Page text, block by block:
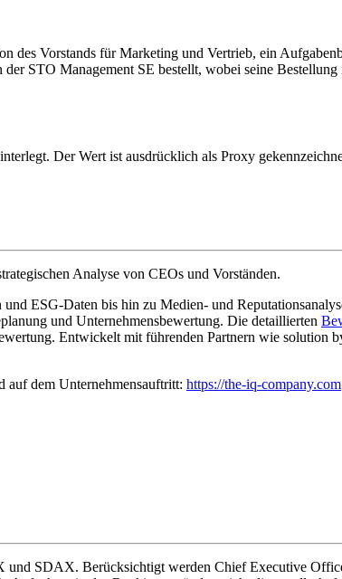
des Vorstands für Marketing und Vertrieb, ein
STO Management SE bestellt, wobei seine
Der Wert ist ausdrücklich als Proxy
Analyse von CEOs und Vorständen.
ESG-Daten bis hin zu Medien- und
und Unternehmensbewertung. Die detaillierten
Entwickelt mit führenden Partnern wie
auf dem Unternehmensauftritt: https://the-iq-company.com
SDAX. Berücksichtigt werden Chief Executive